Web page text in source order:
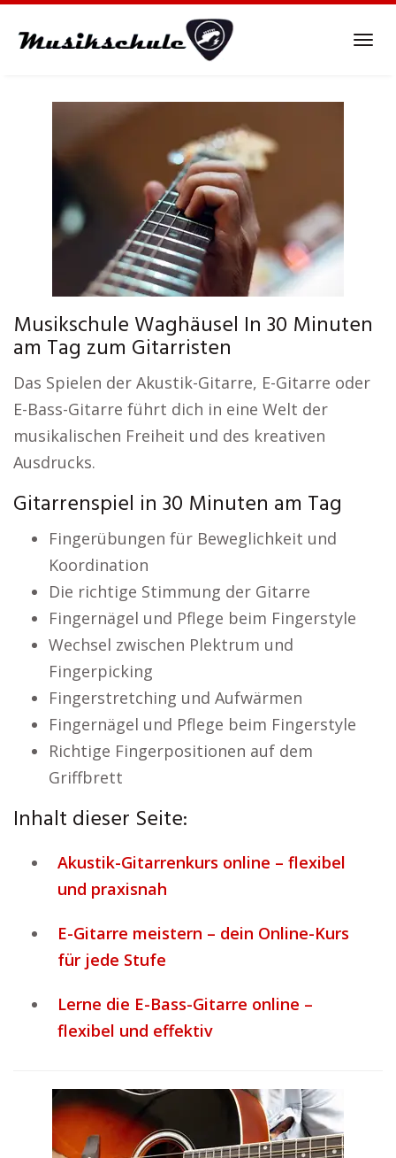
Musikschule Waghäusel In 30 Minuten
am Tag zum Gitarristen
Das Spielen der Akustik-Gitarre, E-Gitarre oder
E-Bass-Gitarre führt dich in eine Welt der
musikalischen Freiheit und des kreativen
Ausdrucks.
Gitarrenspiel in 30 Minuten am Tag
Fingerübungen für Beweglichkeit und
Koordination
Die richtige Stimmung der Gitarre
Fingernägel und Pflege beim Fingerstyle
Wechsel zwischen Plektrum und
Fingerpicking
Fingerstretching und Aufwärmen
Fingernägel und Pflege beim Fingerstyle
Richtige Fingerpositionen auf dem
Griffbrett
Inhalt dieser Seite:
Akustik-Gitarrenkurs online – flexibel
und praxisnah
E-Gitarre meistern – dein Online-Kurs
für jede Stufe
Lerne die E-Bass-Gitarre online –
flexibel und effektiv